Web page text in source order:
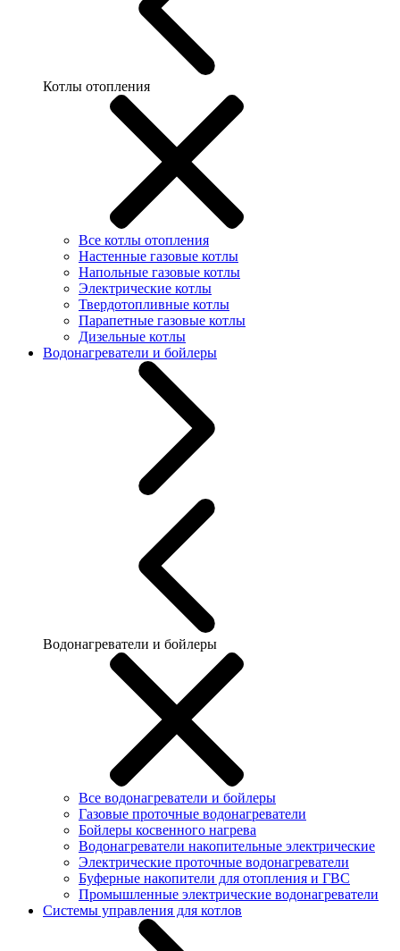
Котлы отопления
Все котлы отопления
Настенные газовые котлы
Напольные газовые котлы
Электрические котлы
Твердотопливные котлы
Парапетные газовые котлы
Дизельные котлы
Водонагреватели и бойлеры
Водонагреватели и бойлеры
Все водонагреватели и бойлеры
Газовые проточные водонагреватели
Бойлеры косвенного нагрева
Водонагреватели накопительные электрические
Электрические проточные водонагреватели
Буферные накопители для отопления и ГВС
Промышленные электрические водонагреватели
Системы управления для котлов